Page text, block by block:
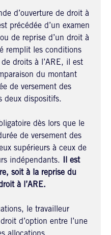
d’ouverture de droit à
précédée d’un examen
de reprise d’un droit à
remplit les conditions
droits à l’ARE, il est
du montant
de versement des
deux dispositifs.
dès lors que le
de versement des
supérieurs à ceux de
indépendants.
Il est
soit à la reprise du
à l’ARE.
le travailleur
d’option entre l’une